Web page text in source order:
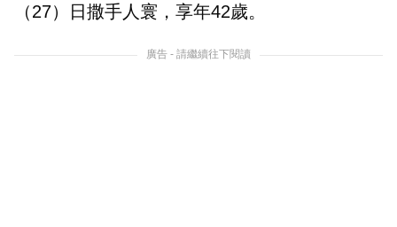
（27）日撒手人寰，享年42歲。
廣告 - 請繼續往下閱讀